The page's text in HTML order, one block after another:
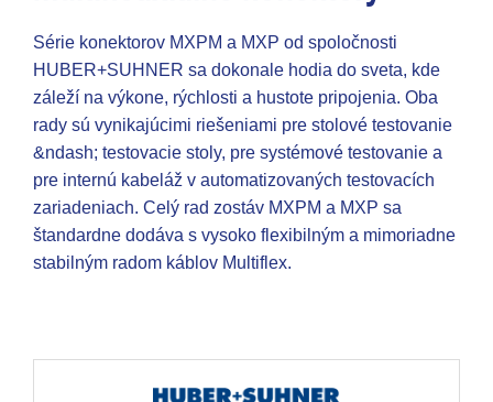
Série konektorov MXPM a MXP od spoločnosti
HUBER+SUHNER sa dokonale hodia do sveta, kde
záleží na výkone, rýchlosti a hustote pripojenia. Oba
rady sú vynikajúcimi riešeniami pre stolové testovanie
&ndash; testovacie stoly, pre systémové testovanie a
pre internú kabeláž v automatizovaných testovacích
zariadeniach. Celý rad zostáv MXPM a MXP sa
štandardne dodáva s vysoko flexibilným a mimoriadne
stabilným radom káblov Multiflex.